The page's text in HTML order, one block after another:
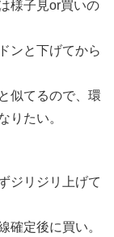
様子見or買いの
ンと下げてから
似てるので、環
りたい。
ジリジリ上げて
確定後に買い。